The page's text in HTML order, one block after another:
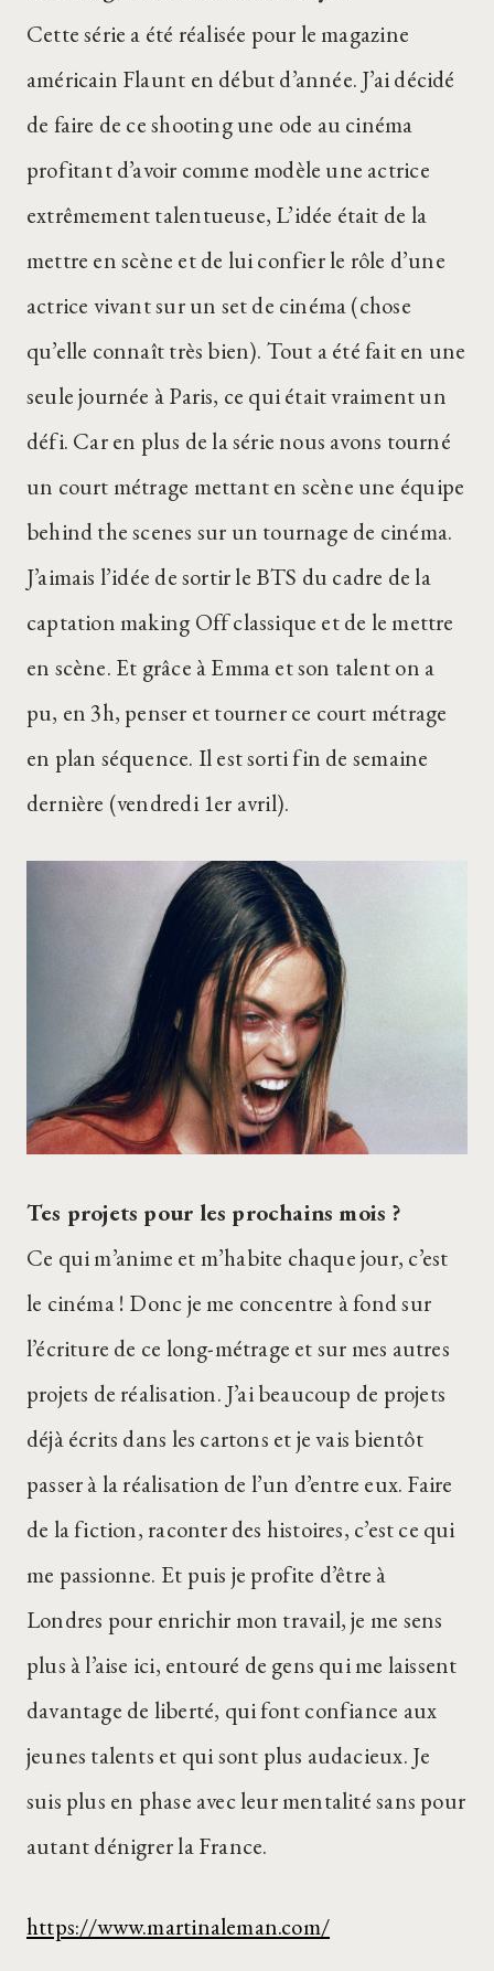
Cette série a été réalisée pour le magazine
américain Flaunt en début d’année. J’ai décidé
de faire de ce shooting une ode au cinéma
profitant d’avoir comme modèle une actrice
extrêmement talentueuse, L’idée était de la
mettre en scène et de lui confier le rôle d’une
actrice vivant sur un set de cinéma (chose
qu’elle connaît très bien). Tout a été fait en une
seule journée à Paris, ce qui était vraiment un
défi. Car en plus de la série nous avons tourné
un court métrage mettant en scène une équipe
behind the scenes sur un tournage de cinéma.
J’aimais l’idée de sortir le BTS du cadre de la
captation making Off classique et de le mettre
en scène. Et grâce à Emma et son talent on a
pu, en 3h, penser et tourner ce court métrage
en plan séquence. Il est sorti fin de semaine
dernière (vendredi 1er avril).
Tes projets pour les prochains mois ?
Ce qui m’anime et m’habite chaque jour, c’est
le cinéma ! Donc je me concentre à fond sur
l’écriture de ce long-métrage et sur mes autres
projets de réalisation. J’ai beaucoup de projets
déjà écrits dans les cartons et je vais bientôt
passer à la réalisation de l’un d’entre eux. Faire
de la fiction, raconter des histoires, c’est ce qui
me passionne. Et puis je profite d’être à
Londres pour enrichir mon travail, je me sens
plus à l’aise ici, entouré de gens qui me laissent
davantage de liberté, qui font confiance aux
jeunes talents et qui sont plus audacieux. Je
suis plus en phase avec leur mentalité sans pour
autant dénigrer la France.
https://www.martinaleman.com/